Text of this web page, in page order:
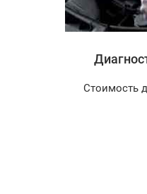
Стоимость